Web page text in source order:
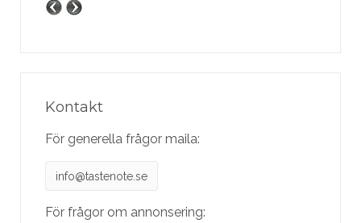
Kontakt
För generella frågor maila:
info@tastenote.se
För frågor om annonsering: